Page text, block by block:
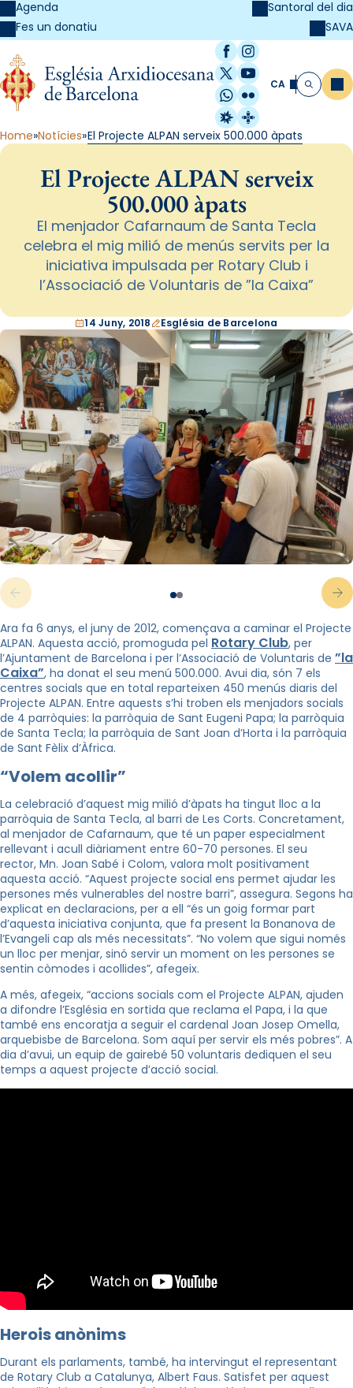
Agenda
Fes un donatiu
Santoral del dia
SAVA
Facebook
Instagram
X / Twitter
YouTube
WhatsApp
Flickr
Radio Estel
Catalunya
CA Cerca
Home Notícies El Projecte ALPAN serveix 500.000 àpats
El Projecte ALPAN serveix
500.000 àpats
El menjador Cafarnaum de Santa Tecla
celebra el mig milió de menús servits per la
iniciativa impulsada per Rotary Club i
l’Associació de Voluntaris de ”la Caixa”
14 Juny, 2018 Església de Barcelona
Ara fa 6 anys, el juny de 2012, començava a caminar el Projecte
ALPAN. Aquesta acció, promoguda pel Rotary Club, per
l’Ajuntament de Barcelona i per l’Associació de Voluntaris de ”la
Caixa”, ha donat el seu menú 500.000. Avui dia, són 7 els
centres socials que en total reparteixen 450 menús diaris del
Projecte ALPAN. Entre aquests s’hi troben els menjadors socials
de 4 parròquies: la parròquia de Sant Eugeni Papa; la parròquia
de Santa Tecla; la parròquia de Sant Joan d’Horta i la parròquia
de Sant Fèlix d’Àfrica.
“Volem acollir”
La celebració d’aquest mig milió d’àpats ha tingut lloc a la
parròquia de Santa Tecla, al barri de Les Corts. Concretament,
al menjador de Cafarnaum, que té un paper especialment
rellevant i acull diàriament entre 60-70 persones. El seu
rector, Mn. Joan Sabé i Colom, valora molt positivament
aquesta acció. “Aquest projecte social ens permet ajudar les
persones més vulnerables del nostre barri”, assegura. Segons ha
explicat en declaracions, per a ell “és un goig formar part
d’aquesta iniciativa conjunta, que fa present la Bonanova de
l’Evangeli cap als més necessitats”. “No volem que sigui només
un lloc per menjar, sinó servir un moment on les persones se
sentin còmodes i acollides”, afegeix.
A més, afegeix, “accions socials com el Projecte ALPAN, ajuden
a difondre l’Església en sortida que reclama el Papa, i la que
també ens encoratja a seguir el cardenal Joan Josep Omella,
arquebisbe de Barcelona. Som aquí per servir els més pobres”. A
dia d’avui, un equip de gairebé 50 voluntaris dediquen el seu
temps a aquest projecte d’acció social.
Herois anònims
Durant els parlaments, també, ha intervingut el representant
de Rotary Club a Catalunya, Albert Faus. Satisfet per aquest